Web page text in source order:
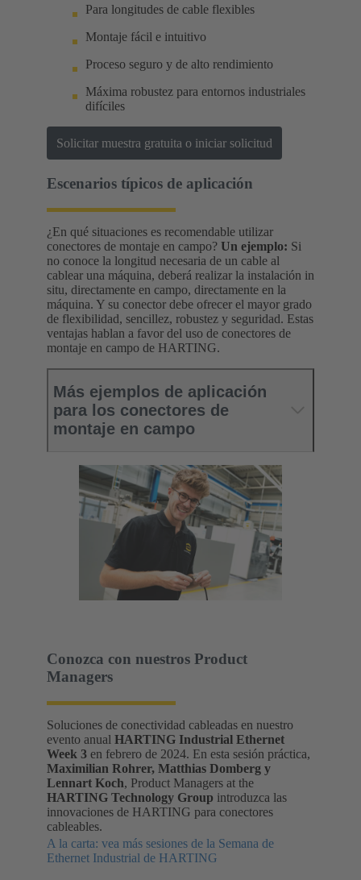
Para longitudes de cable flexibles
Montaje fácil e intuitivo
Proceso seguro y de alto rendimiento
Máxima robustez para entornos industriales
difíciles
Solicitar muestra gratuita o iniciar solicitud
Escenarios típicos de aplicación
¿En qué situaciones es recomendable utilizar
conectores de montaje en campo? Un ejemplo: Si
no conoce la longitud necesaria de un cable al
cablear una máquina, deberá realizar la instalación in
situ, directamente en campo, directamente en la
máquina. Y su conector debe ofrecer el mayor grado
de flexibilidad, sencillez, robustez y seguridad. Estas
ventajas hablan a favor del uso de conectores de
montaje en campo de HARTING.
Más ejemplos de aplicación
para los conectores de
montaje en campo
Conozca con nuestros Product
Managers
Soluciones de conectividad cableadas en nuestro
evento anual HARTING Industrial Ethernet
Week 3 en febrero de 2024. En esta sesión práctica,
Maximilian Rohrer, Matthias Domberg y
Lennart Koch, Product Managers at the
HARTING Technology Group introduzca las
innovaciones de HARTING para conectores
cableables.
A la carta: vea más sesiones de la Semana de
Ethernet Industrial de HARTING